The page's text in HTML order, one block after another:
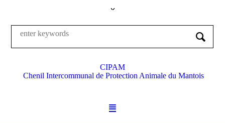
CIPAM
Chenil Intercommunal de Protection Animale du Mantois